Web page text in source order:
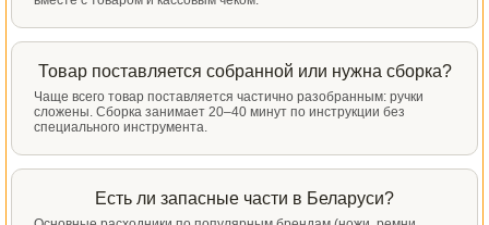
Товар поставляется собранной или нужна сборка?
Чаще всего товар поставляется частично разобранным: ручки
сложены. Сборка занимает 20–40 минут по инструкции без
специального инструмента.
Есть ли запасные части в Беларуси?